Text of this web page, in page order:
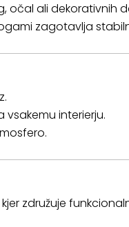
očal ali dekorativnih
zagotavlja
vsakemu interierju.
združuje